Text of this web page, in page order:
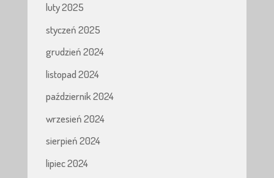
luty 2025
styczeń 2025
grudzień 2024
listopad 2024
październik 2024
wrzesień 2024
sierpień 2024
lipiec 2024